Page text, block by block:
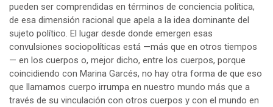
pueden ser comprendidas en términos de conciencia política,
de esa dimensión racional que apela a la idea dominante del
sujeto político. El lugar desde donde emergen esas
convulsiones sociopolíticas está —más que en otros tiempos
— en los cuerpos o, mejor dicho, entre los cuerpos, porque
coincidiendo con Marina Garcés, no hay otra forma de que eso
que llamamos cuerpo irrumpa en nuestro mundo más que a
través de su vinculación con otros cuerpos y con el mundo en